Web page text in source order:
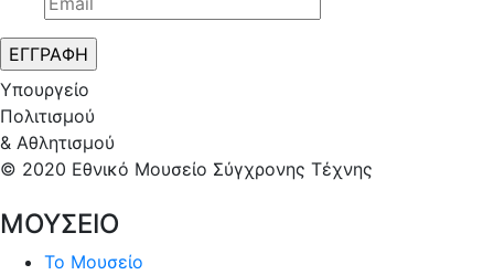
Υπουργείο
Πολιτισμού
& Αθλητισμού
© 2020 Εθνικό Μουσείο Σύγχρονης Τέχνης
ΜΟΥΣΕΙΟ
Το Μουσείο